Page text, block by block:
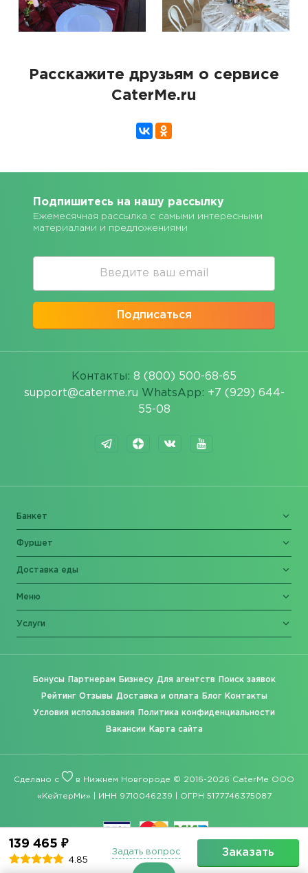
139 465 ₽
4.85
Заказать
Задать вопрос
Расскажите друзьям о сервисе
CaterMe.ru
Подпишитесь на нашу рассылку
Ежемесячная рассылка с самыми интересными
материалами и предложениями
Подписаться
Контакты: 8 (800) 500-68-65
support@caterme.ru WhatsApp: +7 (929) 644-
55-08
Банкет
Фуршет
Доставка еды
Меню
Услуги
Бонусы Партнерам Бизнесу Для агентств Поиск заявок
Рейтинг Отзывы Доставка и оплата Блог Контакты
Условия использования Политика конфиденциальности
Вакансии Карта сайта
Сделано с в Нижнем Новгороде © 2016-2026 CaterMe ООО
«КейтерМи» | ИНН 9710046239 | ОГРН 5177746375087